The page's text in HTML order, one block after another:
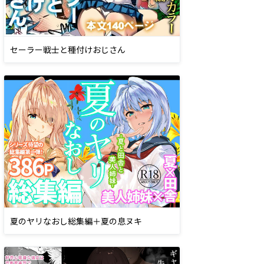
セーラー戦士と種付けおじさん
夏のヤリなおし総集編＋夏の息ヌキ